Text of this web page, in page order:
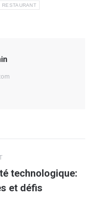
RESTAURANT
technologique:
et défis